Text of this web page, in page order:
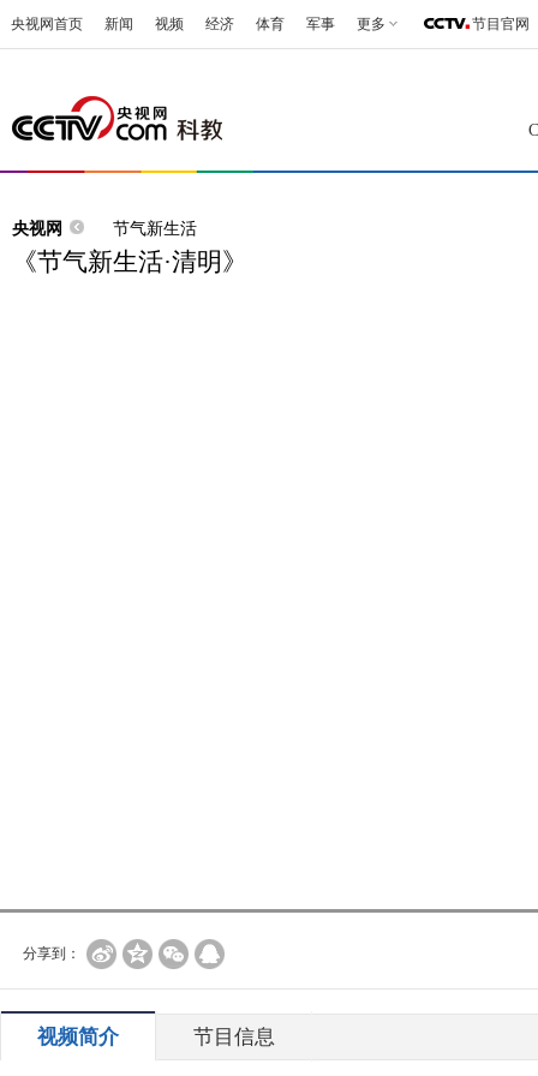
央视网首页 新闻 视频 经济 体育 军事 更多 节目官网
央视网 节气新生活
《节气新生活·清明》
分享到：
视频简介 节目信息